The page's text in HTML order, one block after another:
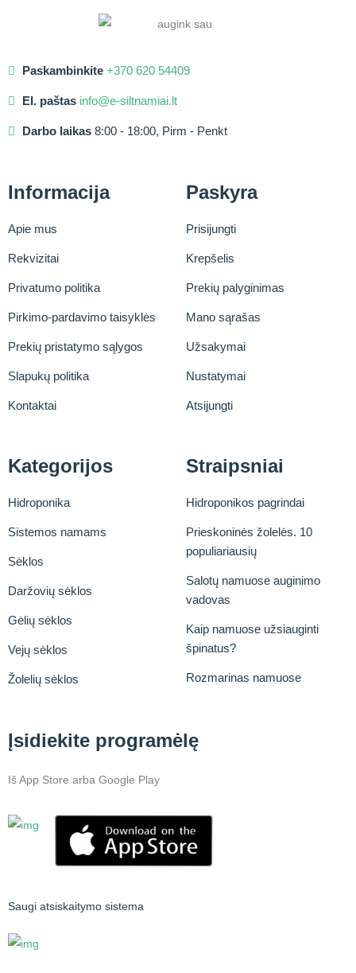
Paskambinkite +370 620 54409
El. paštas info@e-siltnamiai.lt
Darbo laikas 8:00 - 18:00, Pirm - Penkt
Informacija
Apie mus
Rekvizitai
Privatumo politika
Pirkimo-pardavimo taisyklės
Prekių pristatymo sąlygos
Slapukų politika
Kontaktai
Paskyra
Prisijungti
Krepšelis
Prekių palyginimas
Mano sąrašas
Užsakymai
Nustatymai
Atsijungti
Kategorijos
Hidroponika
Sistemos namams
Sėklos
Daržovių sėklos
Gėlių sėklos
Vejų sėklos
Žolelių sėklos
Straipsniai
Hidroponikos pagrindai
Prieskoninės žolelės. 10
populiariausių
Salotų namuose auginimo
vadovas
Kaip namuose užsiauginti
špinatus?
Rozmarinas namuose
Įsidiekite programėlę
Iš App Store arba Google Play
Saugi atsiskaitymo sistema